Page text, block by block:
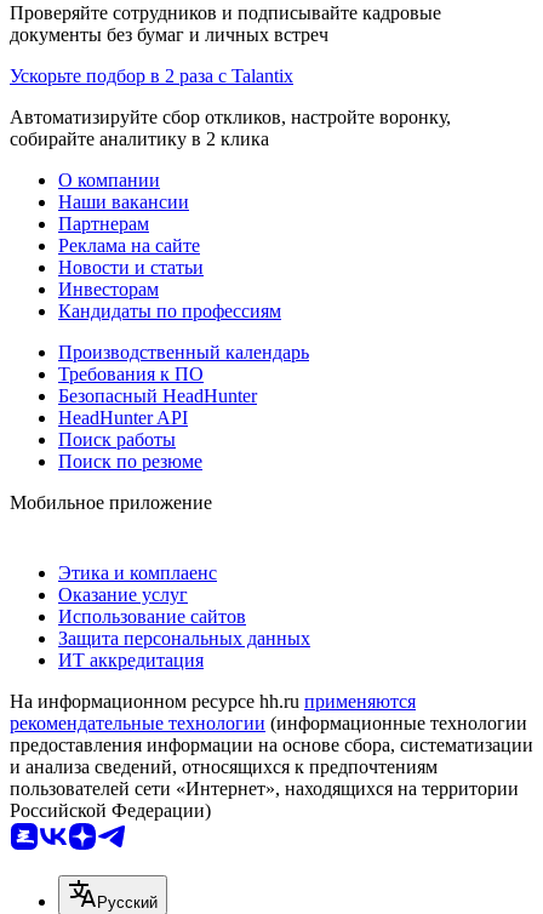
Проверяйте сотрудников и подписывайте кадровые
документы без бумаг и личных встреч
Ускорьте подбор в 2 раза с Talantix
Автоматизируйте сбор откликов, настройте воронку,
собирайте аналитику в 2 клика
О компании
Наши вакансии
Партнерам
Реклама на сайте
Новости и статьи
Инвесторам
Кандидаты по профессиям
Производственный календарь
Требования к ПО
Безопасный HeadHunter
HeadHunter API
Поиск работы
Поиск по резюме
Мобильное приложение
Этика и комплаенс
Оказание услуг
Использование сайтов
Защита персональных данных
ИТ аккредитация
На информационном ресурсе hh.ru применяются
рекомендательные технологии (информационные технологии
предоставления информации на основе сбора, систематизации
и анализа сведений, относящихся к предпочтениям
пользователей сети «Интернет», находящихся на территории
Российской Федерации)
Русский